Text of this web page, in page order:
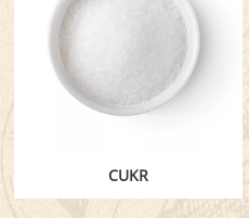
CUKR